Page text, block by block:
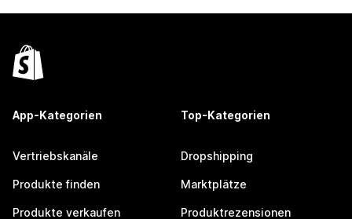
App-Kategorien
Vertriebskanäle
Produkte finden
Produkte verkaufen
Top-Kategorien
Dropshipping
Marktplätze
Produktrezensionen